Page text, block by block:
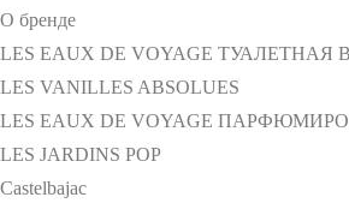
О бренде
LES EAUX DE VOYAGE ТУАЛЕТНАЯ
LES VANILLES ABSOLUES
LES EAUX DE VOYAGE
LES JARDINS POP
Castelbajac